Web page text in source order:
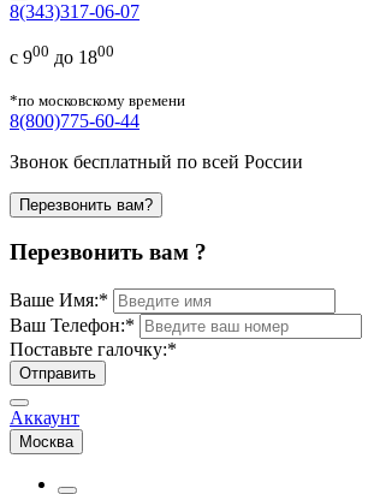
8(343)317-06-07
с 900 до 1800
*по московскому времени
8(800)775-60-44
Звонок бесплатный по всей России
Перезвонить вам?
Перезвонить вам ?
Ваше Имя:*
Ваш Телефон:*
Поставьте галочку:*
Отправить
Аккаунт
Москва